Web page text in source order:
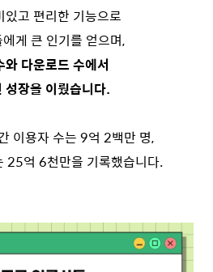
있고 편리한 기능으로
게 큰 인기를 얻으며,
와 다운로드 수에서
성장을 이뤘습니다.
이용자 수는 9억 2백만 명,
25억 6천만을 기록했습니다.